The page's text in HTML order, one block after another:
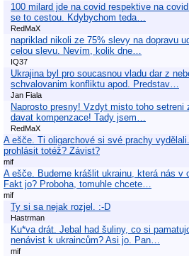
100 milard jde na covid respektive na
se to cestou. Kdybychom teda…
RedMaX
napriklad nikoli ze 75% slevy na dopravu
celou slevu. Nevím, kolik dne…
IQ37
Ukrajina byl pro soucasnou vladu dar z
schvalovanim konfliktu apod. Predstav…
Jan Fiala
Naprosto presny! Vzdyt misto toho setreni
davat kompenzace! Tady jsem…
RedMaX
A ešče. Ti oligarchové si své prachy
prohlásit totéž? Závist?
mif
A ešče. Budeme krášlit ukrainu, která nás v
Fakt jo? Proboha, tomuhle chcete…
mif
Ty si sa nejak rozjel. :-D
Hastrman
Ku*va drát. Jebal had šuliny, co si
nenávist k ukraincům? Asi jo. Pan…
mif